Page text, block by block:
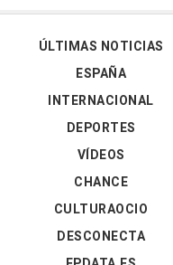
ÚLTIMAS NOTICIAS
ESPAÑA
INTERNACIONAL
DEPORTES
VÍDEOS
CHANCE
CULTURAOCIO
DESCONECTA